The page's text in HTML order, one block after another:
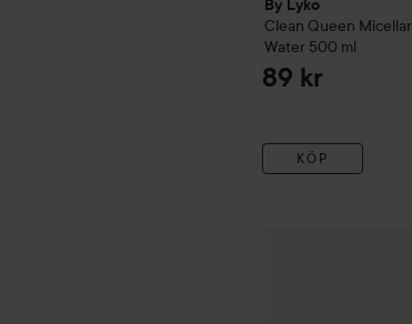
By Lyko
Clean Queen Micellar
Water 500 ml
89 kr
KÖP